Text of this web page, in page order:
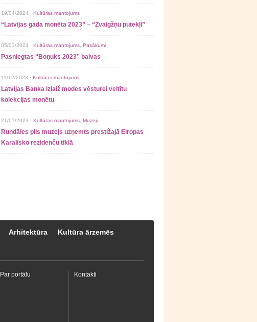
19/04/2024 · Kultūras mantojums
“Latvijas gada monēta 2023” – “Zvaigžņu putekļi”
05/03/2024 · Kultūras mantojums Pasākumi
Pasniegtas “Boņuks 2023” balvas
11/12/2023 · Kultūras mantojums
Latvijas Banka izlaiž modes vēsturei veltītu
kolekcijas monētu
21/07/2023 · Kultūras mantojums Muzeji
Rundāles pils muzejs uzņemts prestižajā Eiropas
Karalisko rezidenču tīklā
Arhitektūra Kultūra ārzemēs
Par portālu Kontakti